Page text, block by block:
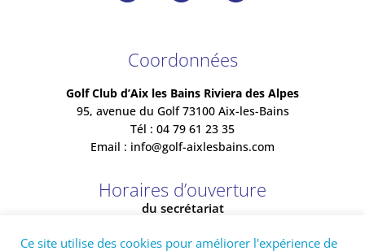
Coordonnées
Golf Club d’Aix les Bains Riviera des Alpes
95, avenue du Golf 73100 Aix-les-Bains
Tél : 04 79 61 23 35
Email : info@golf-aixlesbains.com
Horaires d’ouverture
du secrétariat
Ouvert de 8h00 à 18h20
Ce site utilise des cookies pour améliorer l'expérience de